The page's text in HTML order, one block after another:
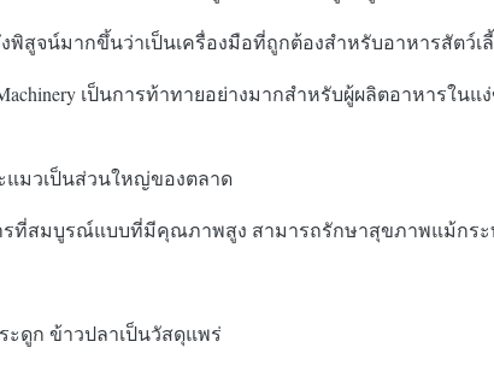
พิสูจน์มากขึ้นว่าเป็นเครื่องมือที่ถูกต้องสําหรับอาหารสัต
Machinery เป็นการท้าทายอย่างมากสําหรับผู้ผลิตอาหา
แมวเป็นส่วนใหญ่ของตลาด
รที่สมบูรณ์แบบที่มีคุณภาพสูง สามารถรักษาสุขภาพแม้กระ
ะดูก ข้าวปลาเป็นวัสดุแพร่